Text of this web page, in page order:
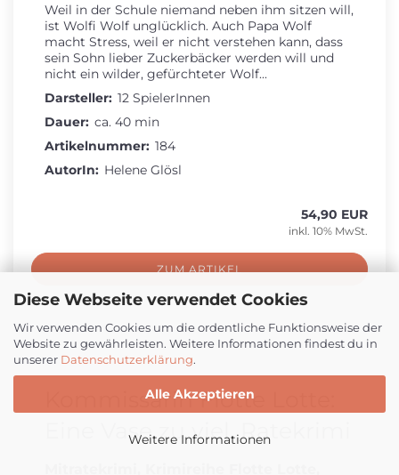
Diese Webseite verwendet Cookies
Wir verwenden Cookies um die ordentliche Funktionsweise der
Website zu gewährleisten. Weitere Informationen findest du in
unserer Datenschutzerklärung.
Alle Akzeptieren
Weitere Informationen
Weil in der Schule niemand neben ihm sitzen will,
ist Wolfi Wolf unglücklich. Auch Papa Wolf
macht Stress, weil er nicht verstehen kann, dass
sein Sohn lieber Zuckerbäcker werden will und
nicht ein wilder, gefürchteter Wolf...
Darsteller: 12 SpielerInnen
Dauer: ca. 40 min
Artikelnummer: 184
AutorIn: Helene Glösl
54,90 EUR
inkl. 10% MwSt.
ZUM ARTIKEL
Kommissarin Flotte Lotte:
Eine Vase zu viel. Ratekrimi